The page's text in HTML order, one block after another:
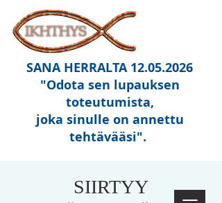
SANA HERRALTA 12.05.2026
"Odota sen lupauksen
toteutumista,
joka sinulle on annettu
tehtävääsi".
SIIRTYY